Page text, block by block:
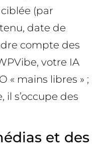
(par
date de
compte des
votre IA
« mains libres » ;
il s’occupe des
et des